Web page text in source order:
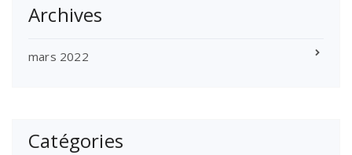
Archives
mars 2022
Catégories